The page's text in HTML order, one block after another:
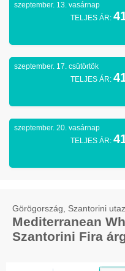
szeptember. 13. vasárnap
TELJES ÁR:
szeptember. 17. csütörtök
TELJES ÁR:
szeptember. 20. vasárnap
TELJES ÁR:
Görögország, Szantorini
Mediterranean
Szantorini Fira